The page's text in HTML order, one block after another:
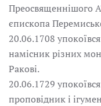
єпископа
20.06.1708
намісник різних
Ракові.
20.06.1729
проповідник і